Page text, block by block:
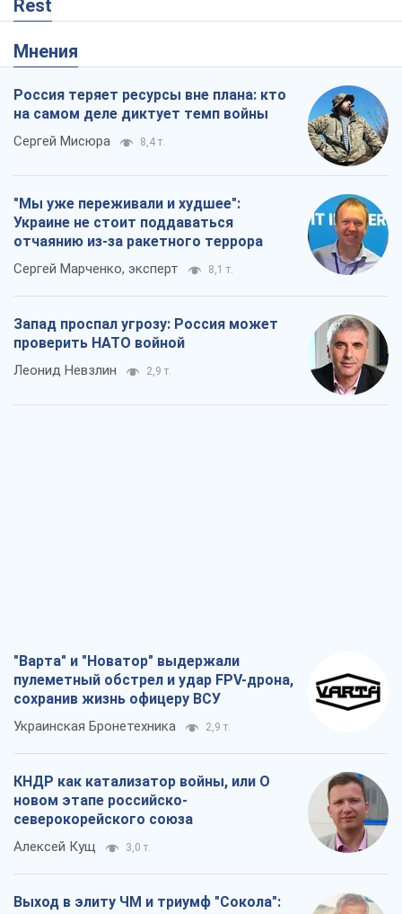
Rest
Мнения
Россия теряет ресурсы вне плана: кто
на самом деле диктует темп войны
Сергей Мисюра 8,4 т.
"Мы уже переживали и худшее":
Украине не стоит поддаваться
отчаянию из-за ракетного террора
Сергей Марченко, эксперт 8,1 т.
Запад проспал угрозу: Россия может
проверить НАТО войной
Леонид Невзлин 2,9 т.
"Варта" и "Новатор" выдержали
пулеметный обстрел и удар FPV-дрона,
сохранив жизнь офицеру ВСУ
Украинская Бронетехника 2,9 т.
КНДР как катализатор войны, или О
новом этапе российско-
северокорейского союза
Алексей Кущ 3,0 т.
Выход в элиту ЧМ и триумф "Сокола":